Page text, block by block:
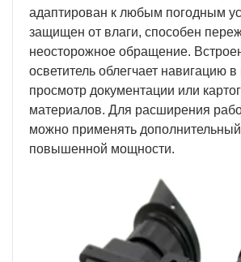
адаптирован к любым погодным
защищен от влаги, способен
неосторожное обращение.
осветитель облегчает навигацию
просмотр документации или
материалов. Для расширения
можно применять дополнительный
повышенной мощности.